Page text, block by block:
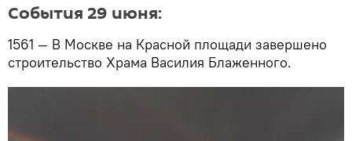
События 29 июня:
1561 — В Москве на Красной площади завершено
строительство Храма Василия Блаженного.